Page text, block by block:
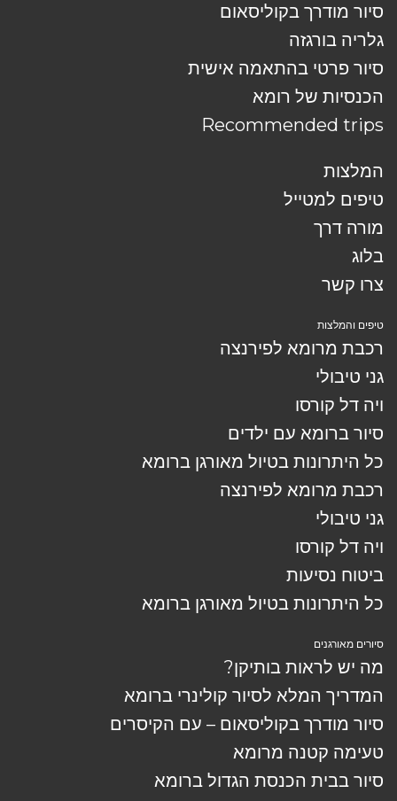
סיור מודרך בקוליסאום
גלריה בורגזה
סיור פרטי בהתאמה אישית
הכנסיות של רומא
Recommended trips
המלצות
טיפים למטייל
מורה דרך
בלוג
צרו קשר
טיפים והמלצות
רכבת מרומא לפירנצה
גני טיבולי
ויה דל קורסו
סיור ברומא עם ילדים
כל היתרונות בטיול מאורגן ברומא
רכבת מרומא לפירנצה
גני טיבולי
ויה דל קורסו
ביטוח נסיעות
כל היתרונות בטיול מאורגן ברומא
סיורים מאורגנים
מה יש לראות בותיקן?
המדריך המלא לסיור קולינרי ברומא
סיור מודרך בקוליסאום – עם הקיסרים
טעימה קטנה מרומא
סיור בבית הכנסת הגדול ברומא